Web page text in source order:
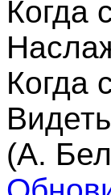
Когда
Когда
(А.